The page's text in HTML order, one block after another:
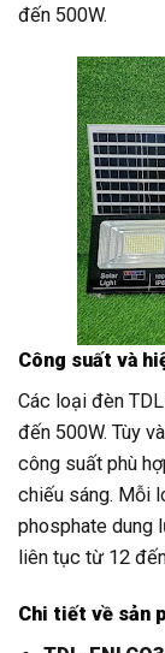
đến 500W.
Công suất và
Các loại đèn
đến 500W. Tùy
công suất phù
chiếu sáng. Mỗi
phosphate dung
liên tục từ 12
Chi tiết về sản